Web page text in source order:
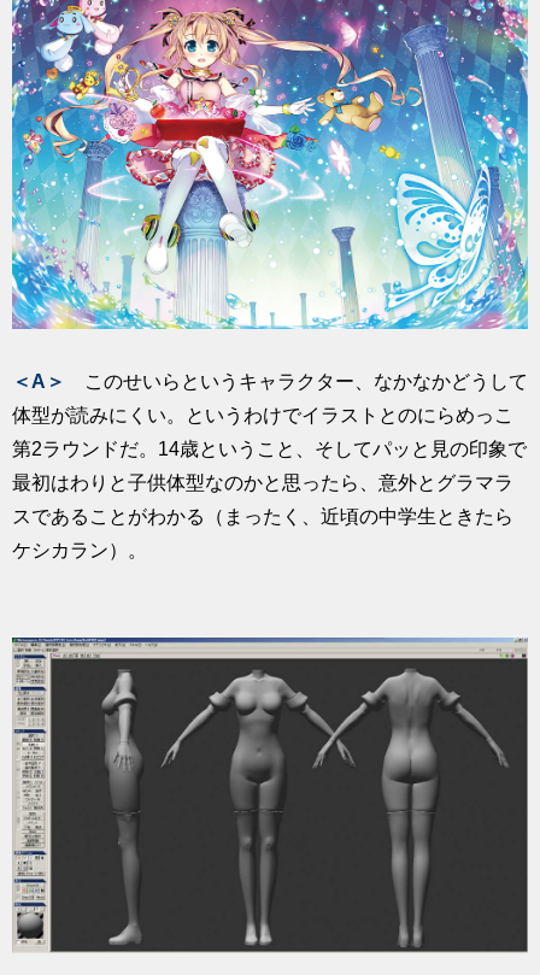
＜A＞
このせいらというキャラクター、なかなかどうして
体型が読みにくい。というわけでイラストとのにらめっこ
第2ラウンドだ。14歳ということ、そしてパッと見の印象で
最初はわりと子供体型なのかと思ったら、意外とグラマラ
スであることがわかる（まったく、近頃の中学生ときたら
ケシカラン）。